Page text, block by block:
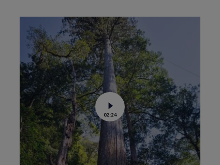
Voir
la
vidéo
de
L’arbre
le
plus
haut
d’Asie
02:24